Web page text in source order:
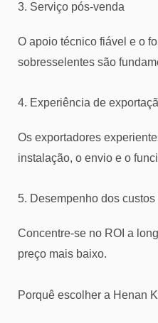
3. Serviço pós-venda
O apoio técnico fiável e o
sobresselentes são
4. Experiência de
Os exportadores
instalação, o envio e o
5. Desempenho dos custos
Concentre-se no ROI a
preço mais baixo.
Porquê escolher a Henan